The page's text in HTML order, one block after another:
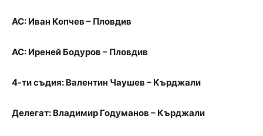
АС: Иван Копчев – Пловдив
АС: Иреней Бодуров – Пловдив
4-ти съдия: Валентин Чаушев – Кърджали
Делегат: Владимир Годуманов – Кърджали